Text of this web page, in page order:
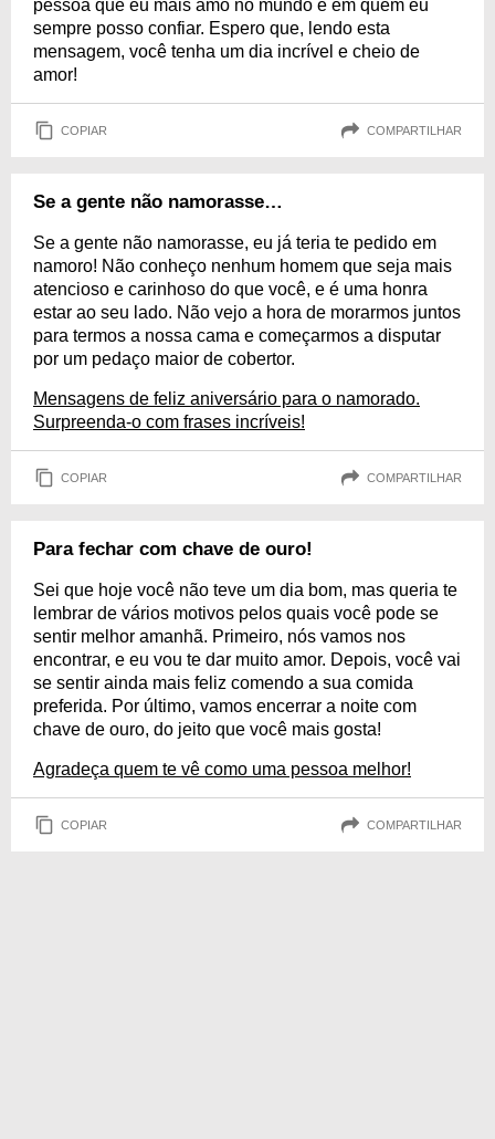
pessoa que eu mais amo no mundo e em quem eu
sempre posso confiar. Espero que, lendo esta
mensagem, você tenha um dia incrível e cheio de
amor!
COPIAR COMPARTILHAR
Se a gente não namorasse…
Se a gente não namorasse, eu já teria te pedido em
namoro! Não conheço nenhum homem que seja mais
atencioso e carinhoso do que você, e é uma honra
estar ao seu lado. Não vejo a hora de morarmos juntos
para termos a nossa cama e começarmos a disputar
por um pedaço maior de cobertor.
Mensagens de feliz aniversário para o namorado.
Surpreenda-o com frases incríveis!
COPIAR COMPARTILHAR
Para fechar com chave de ouro!
Sei que hoje você não teve um dia bom, mas queria te
lembrar de vários motivos pelos quais você pode se
sentir melhor amanhã. Primeiro, nós vamos nos
encontrar, e eu vou te dar muito amor. Depois, você vai
se sentir ainda mais feliz comendo a sua comida
preferida. Por último, vamos encerrar a noite com
chave de ouro, do jeito que você mais gosta!
Agradeça quem te vê como uma pessoa melhor!
COPIAR COMPARTILHAR